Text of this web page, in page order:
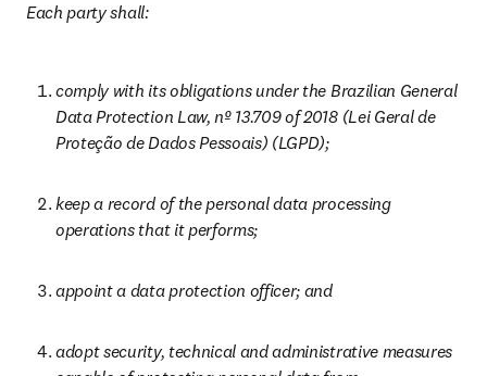
Each party shall:
comply with its obligations under the Brazilian General
Data Protection Law, nº 13.709 of 2018 (Lei Geral de
Proteção de Dados Pessoais) (LGPD);
keep a record of the personal data processing
operations that it performs;
appoint a data protection officer; and
adopt security, technical and administrative measures